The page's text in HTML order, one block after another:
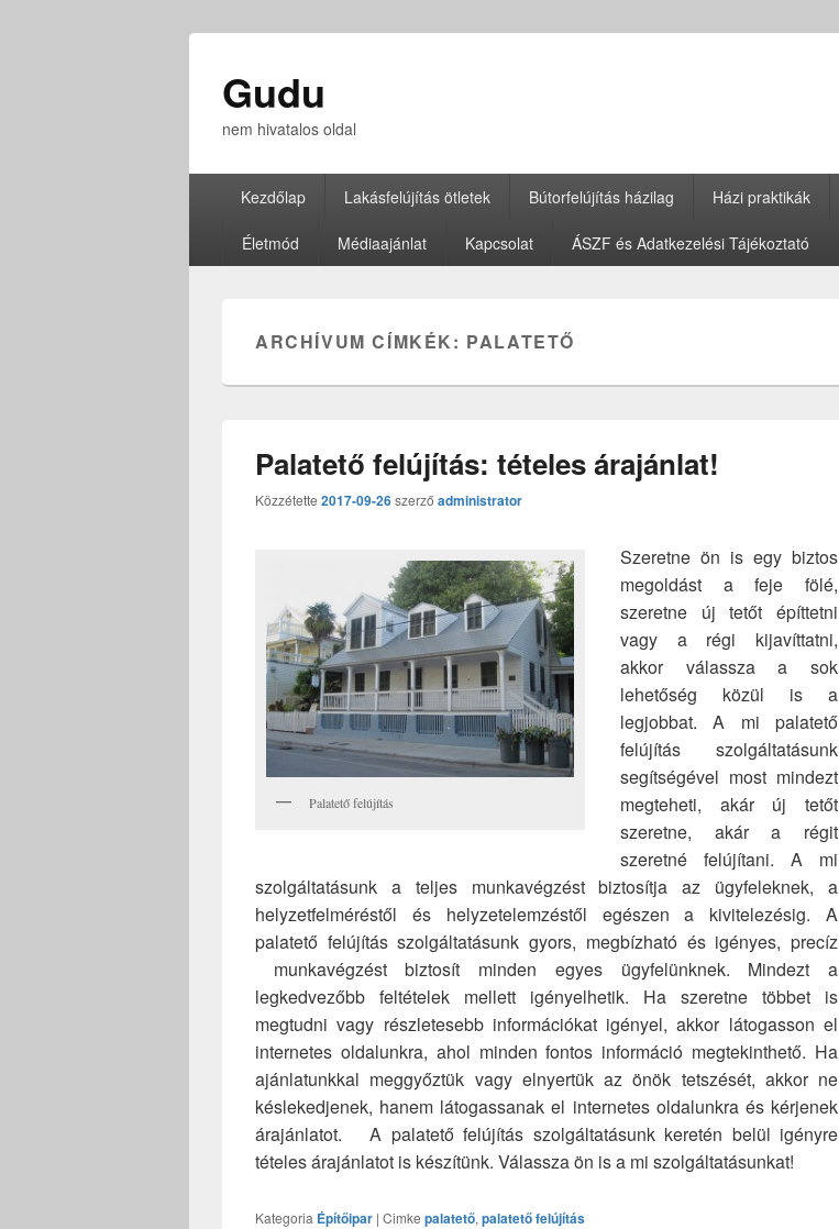
Gudu
nem hivatalos oldal
Kezdőlap Lakásfelújítás ötletek Bútorfelújítás házilag Házi praktikák
Életmód Médiaajánlat Kapcsolat ÁSZF és Adatkezelési Tájékoztató
ARCHÍVUM CÍMKÉK: PALATETŐ
Palatető felújítás: tételes árajánlat!
Közzétette 2017-09-26szerző administrator
Palatető felújítás
Szeretne ön is egy biztos
megoldást a feje fölé,
szeretne új tetőt építtetni
vagy a régi kijavíttatni,
akkor válassza a sok
lehetőség közül is a
legjobbat. A mi palatető
felújítás szolgáltatásunk
segítségével most mindezt
megteheti, akár új tetőt
szeretne, akár a régit
szeretné felújítani. A mi
szolgáltatásunk a teljes munkavégzést biztosítja az ügyfeleknek, a
helyzetfelméréstől és helyzetelemzéstől egészen a kivitelezésig. A
palatető felújítás szolgáltatásunk gyors, megbízható és igényes, precíz
munkavégzést biztosít minden egyes ügyfelünknek. Mindezt a
legkedvezőbb feltételek mellett igényelhetik. Ha szeretne többet is
megtudni vagy részletesebb információkat igényel, akkor látogasson el
internetes oldalunkra, ahol minden fontos információ megtekinthető. Ha
ajánlatunkkal meggyőztük vagy elnyertük az önök tetszését, akkor ne
késlekedjenek, hanem látogassanak el internetes oldalunkra és kérjenek
árajánlatot. A palatető felújítás szolgáltatásunk keretén belül igényre
tételes árajánlatot is készítünk. Válassza ön is a mi szolgáltatásunkat!
Kategoria Építőipar | Cimke palatető, palatető felújítás